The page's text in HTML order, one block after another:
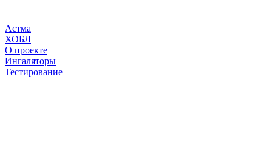
Астма
ХОБЛ
О проекте
Ингаляторы
Тестирование